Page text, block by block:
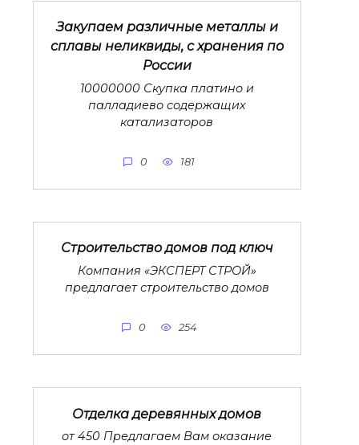
Закупаем различные металлы и
сплавы неликвиды, с хранения по
России
10000000 Скупка платино и
палладиево содержащих
катализаторов
0 181
Строительство домов под ключ
Компания «ЭКСПЕРТ СТРОЙ»
предлагает строительство домов
0 254
Отделка деревянных домов
от 450 Предлагаем Вам оказание